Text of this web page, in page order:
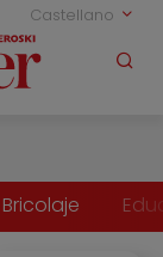
Castellano
Bricolaje